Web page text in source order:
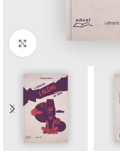
Clique para ampliar